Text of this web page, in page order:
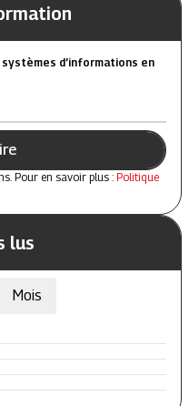
d’informations en
Pour en savoir plus : Politique
lus
Mois